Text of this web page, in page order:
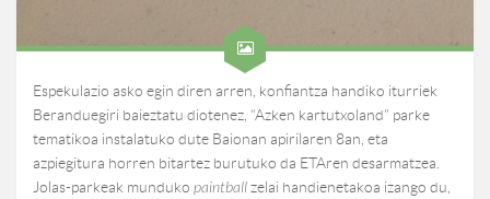
Espekulazio asko egin diren arren, konfiantza handiko iturriek
Beranduegiri baieztatu diotenez, “Azken kartutxoland” parke
tematikoa instalatuko dute Baionan apirilaren 8an, eta
azpiegitura horren bitartez burutuko da ETAren desarmatzea.
Jolas-parkeak munduko paintballzelai handienetakoa izango du,